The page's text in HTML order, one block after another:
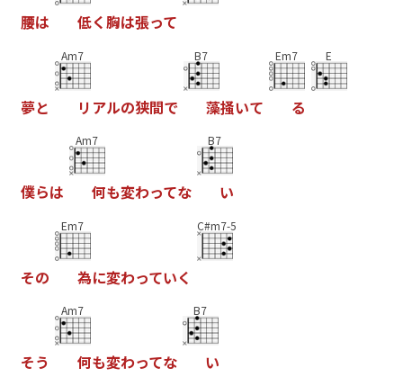
腰は 低く胸は張って
夢と
Am7
リ アルの狭間で
B7
藻掻いて
Em7
る
E
僕らは
Am7
何も変わってな
B7
い
その
Em7
為に変わっていく
C#m7-5
そう
Am7
何も変わってな
B7
い